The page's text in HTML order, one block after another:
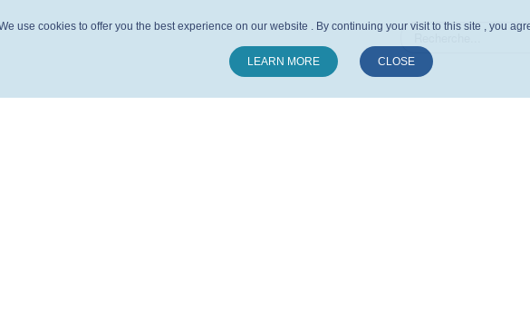
use cookies to offer you the best experience on our website . By continuing your visit to this site , you
LEARN MORE CLOSE